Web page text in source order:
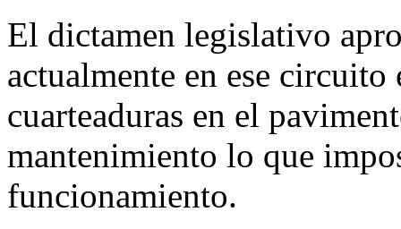
El dictamen legislativo
actualmente en ese
cuarteaduras en el
mantenimiento lo que
funcionamiento.